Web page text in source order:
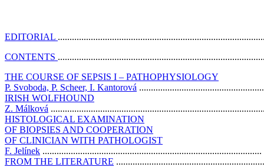
EDITORIAL
CONTENTS
THE COURSE OF SEPSIS I – PATHOPHYSIOLOGY
P. Svoboda, P. Scheer, I. Kantorová
IRISH WOLFHOUND
Z. Málková
HISTOLOGICAL EXAMINATION
OF BIOPSIES AND COOPERATION
OF CLINICIAN WITH PATHOLOGIST
F. Jelínek .............................................................................................
FROM THE LITERATURE